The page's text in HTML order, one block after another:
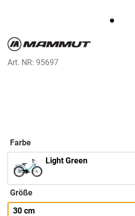
Art. NR: 95697
Farbe
Light Green
Größe
30 cm